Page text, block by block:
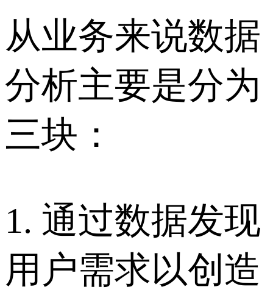
从业务来说数据
分析主要是分为
三块：
1. 通过数据发现
用户需求以创造